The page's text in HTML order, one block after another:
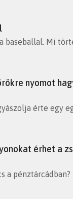
baseballal. Mi
nyomot
érte egy
érhet a
pénztárcádban?